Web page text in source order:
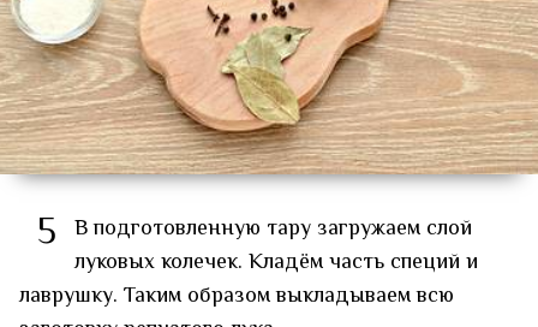
5 В подготовленную тару загружаем слой
луковых колечек. Кладём часть специй и
лаврушку. Таким образом выкладываем всю